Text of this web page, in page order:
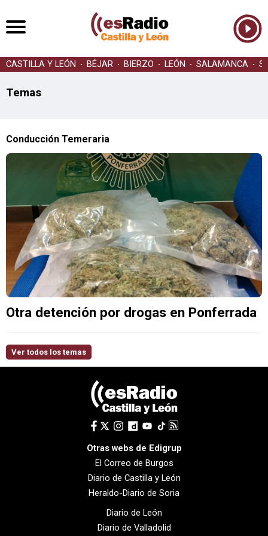
CASTILLA Y LEÓN BÉJAR BIERZO LEÓN SALAMANCA
Temas
Conducción Temeraria
Otra detención por drogas en Ponferrada
Ver todos los temas
Otras webs de Edigrup
El Correo de Burgos
Diario de Castilla y León
Heraldo-Diario de Soria
Diario de León
Diario de Valladolid